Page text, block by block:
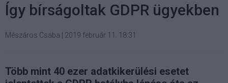
Így bírságoltak GDPR ügyekben
Mészáros Csaba | 2019 február 11. 18:31
Több mint 40 ezer adatkikerülési esetet